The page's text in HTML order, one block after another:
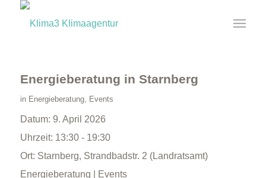
Energieberatung in Starnberg
in Energieberatung, Events
Datum: 9. April 2026
Uhrzeit: 13:30 - 19:30
Ort: Starnberg, Strandbadstr. 2 (Landratsamt)
Energieberatung | Events